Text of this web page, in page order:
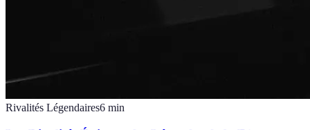
Rivalités Légendaires6 min